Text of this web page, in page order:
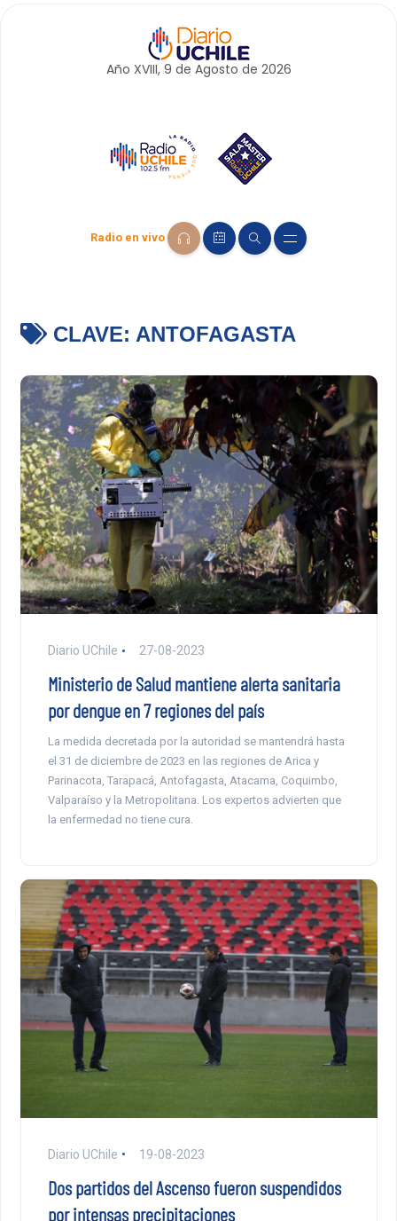
Año XVIII, 9 de Agosto de 2026
Radio en vivo
CLAVE: ANTOFAGASTA
Diario UChile 27-08-2023
Ministerio de Salud mantiene alerta sanitaria
por dengue en 7 regiones del país
La medida decretada por la autoridad se mantendrá hasta
el 31 de diciembre de 2023 en las regiones de Arica y
Parinacota, Tarapacá, Antofagasta, Atacama, Coquimbo,
Valparaíso y la Metropolitana. Los expertos advierten que
la enfermedad no tiene cura.
Diario UChile 19-08-2023
Dos partidos del Ascenso fueron suspendidos
por intensas precipitaciones